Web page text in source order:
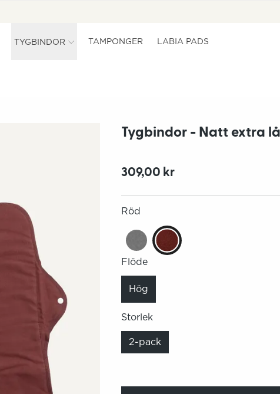
TYGBINDOR TAMPONGER LABIA PADS
Tygbindor - Natt extra
309,00 kr
Röd
Flöde
Hög
Storlek
2-pack